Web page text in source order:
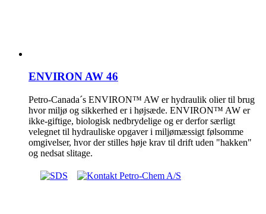
ENVIRON AW 46
Petro-Canada´s ENVIRON™ AW er hydraulik olier til brug
hvor miljø og sikkerhed er i højsæde. ENVIRON™ AW er
ikke-giftige, biologisk nedbrydelige og er derfor særligt
velegnet til hydrauliske opgaver i miljømæssigt følsomme
omgivelser, hvor der stilles høje krav til drift uden "hakken"
og nedsat slitage.